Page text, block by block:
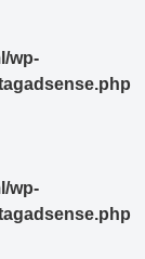
wp-
wp-